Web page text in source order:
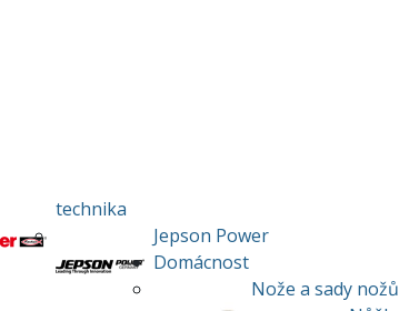
technika
Jepson Power
Domácnost
Nože a sady nožů